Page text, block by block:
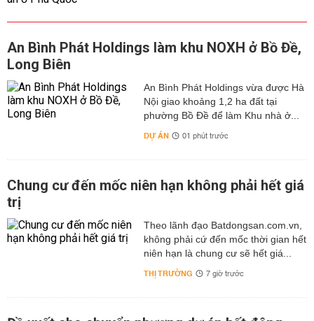
An Bình Phát Holdings làm khu NOXH ở Bồ Đề,
Long Biên
An Bình Phát Holdings vừa được Hà
Nội giao khoảng 1,2 ha đất tại
phường Bồ Đề để làm Khu nhà ở...
DỰ ÁN 01 phút trước
Chung cư đến mốc niên hạn không phải hết giá
trị
Theo lãnh đạo Batdongsan.com.vn,
không phải cứ đến mốc thời gian hết
niên hạn là chung cư sẽ hết giá...
THỊ TRƯỜNG 7 giờ trước